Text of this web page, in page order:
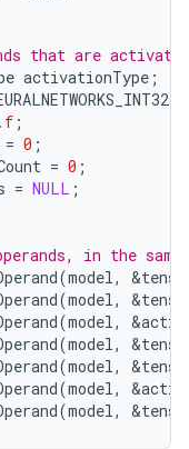
that are
activationType ;
;
= 0 ;
= 0 ;
= NULL ;
in the
(model, &
(model, &
(model, &
(model, &
(model, &
(model, &
(model, &